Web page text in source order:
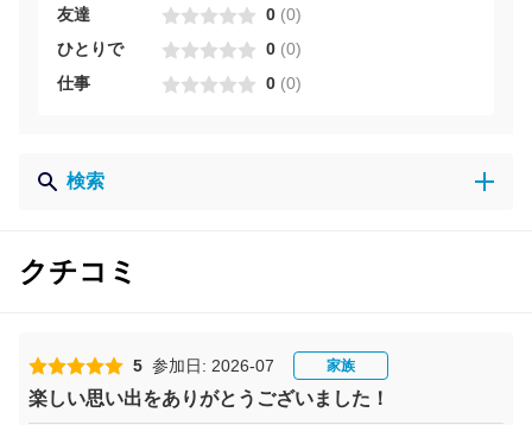
友達
0 (0)
ひとりで
0 (0)
仕事
0 (0)
検索
クチコミ
5 参加日: 2026-07 家族
楽しい思い出をありがとうございました！